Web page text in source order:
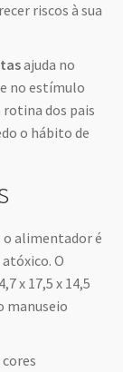
riscos à sua
ajuda no
no estímulo
dos pais
o hábito de
o alimentador é
O
x 17,5 x 14,5
manuseio